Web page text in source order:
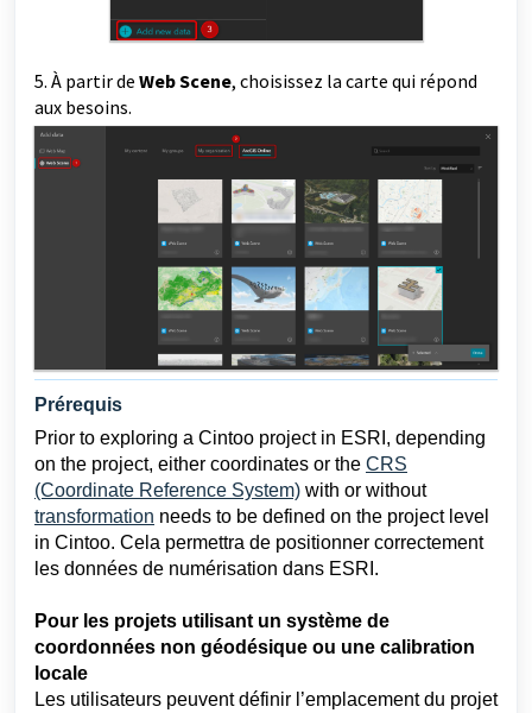
5. À partir de Web Scene, choisissez la carte qui répond
aux besoins.
Prérequis
Prior to exploring a Cintoo project in ESRI, depending
on the project, either coordinates or the CRS
(Coordinate Reference System) with or without
transformation needs to be defined on the project level
in Cintoo. Cela permettra de positionner correctement
les données de numérisation dans ESRI.
Pour les projets utilisant un système de
coordonnées non géodésique ou une calibration
locale
Les utilisateurs peuvent définir l’emplacement du projet